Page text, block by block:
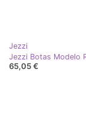
Jezzi
Jezzi Botas Modelo
65,05 €